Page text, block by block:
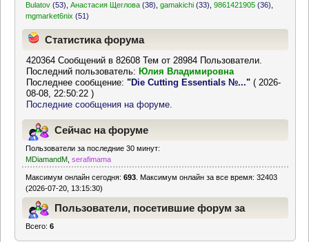
Bulatov (53) ,Анастасия Щеглова (38) ,gamakichi (33) ,9861421905 (36)
mgmarket6nix (51)
Статистика форума
420364 Сообщений в 82608 Тем от 28984 Пользователи.
Последний пользователь: Юлия Владимировна
Последнее сообщение:"Die Cutting Essentials №..." ( 2026-
08-08, 22:50:22 )
Последние сообщения на форуме.
Сейчас на форуме
Пользователи за последние 30 минут:
MDiamandM ,serafimama
Максимум онлайн сегодня:693 . Максимум онлайн за все время: 32403
(2026-07-20, 13:15:30)
Пользователи, посетившие форум за
Всего:6